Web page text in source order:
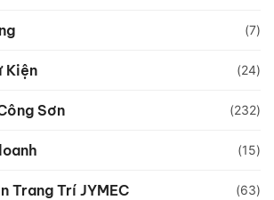
(7)
Kiện (24)
Sơn (232)
(15)
Trang Trí JYMEC (63)